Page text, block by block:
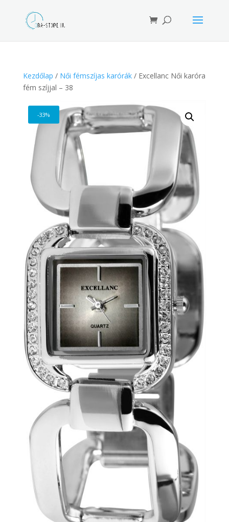
search
Kezdőlap / Női fémszíjas karórák/ Excellanc Női karóra
fém szíjjal – 38
-33%